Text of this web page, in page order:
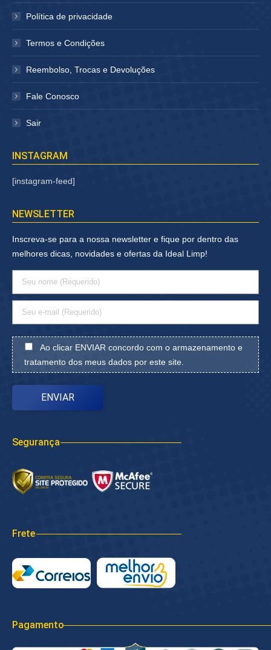
Política de privacidade
Termos e Condições
Reembolso, Trocas e Devoluções
Fale Conosco
Sair
INSTAGRAM
[instagram-feed]
NEWSLETTER
Inscreva-se para a nossa newsletter e fique por dentro das
melhores dicas, novidades e ofertas da Ideal Limp!
Ao clicar ENVIAR concordo com o armazenamento e
tratamento dos meus dados por este site.
Segurança
Frete
Pagamento